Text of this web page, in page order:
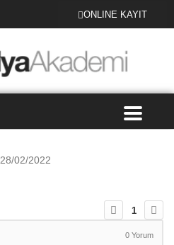
ONLINE KAYIT
28/02/2022
1
0 Yorum